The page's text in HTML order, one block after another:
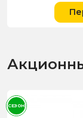
СЕЗОН